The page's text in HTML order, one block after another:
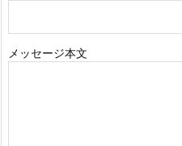
メッセージ本文